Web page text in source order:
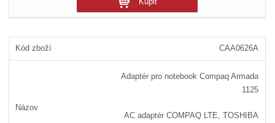
CAA0626A
Adaptér pro notebook Compaq Armada
1125
AC adaptér COMPAQ LTE, TOSHIBA